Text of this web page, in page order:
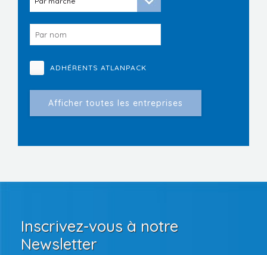
ADHÉRENTS ATLANPACK
Inscrivez-vous à notre
Newsletter